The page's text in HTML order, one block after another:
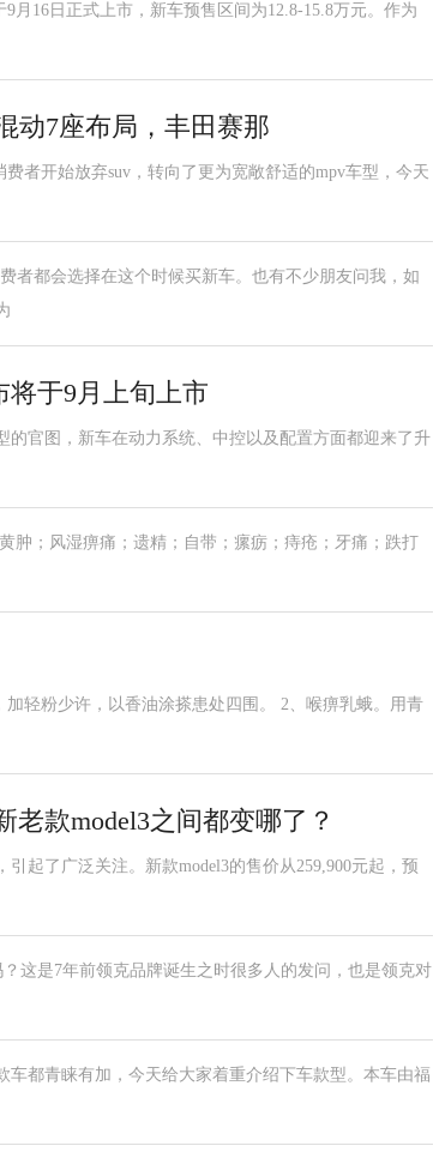
月16日正式上市，新车预售区间为12.8-15.8万元。作为
动7座布局，丰田赛那
者开始放弃suv，转向了更为宽敞舒适的mpv车型，今天
者都会选择在这个时候买新车。也有不少朋友问我，如
将于9月上旬上市
的官图，新车在动力系统、中控以及配置方面都迎来了升
肿；风湿痹痛；遗精；自带；瘰疬；痔疮；牙痛；跌打
轻粉少许，以香油涂搽患处四围。 2、喉痹乳蛾。用青
老款model3之间都变哪了？
起了广泛关注。新款model3的售价从259,900元起，预
这是7年前领克品牌诞生之时很多人的发问，也是领克对
都青睐有加，今天给大家着重介绍下车款型。本车由福